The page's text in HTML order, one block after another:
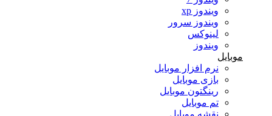
ویندوز xp
ویندوز سرور
لینوکس
ویندوز
نرم افزار موبایل
بازی موبایل
رینگتون موبایل
تم موبایل
نقشه موبایل